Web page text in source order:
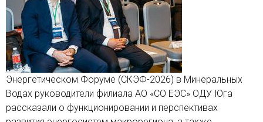
Энергетическом Форуме (СКЭФ-2026) в Минеральных
Водах руководители филиала АО «СО ЕЭС» ОДУ Юга
рассказали о функционировании и перспективах